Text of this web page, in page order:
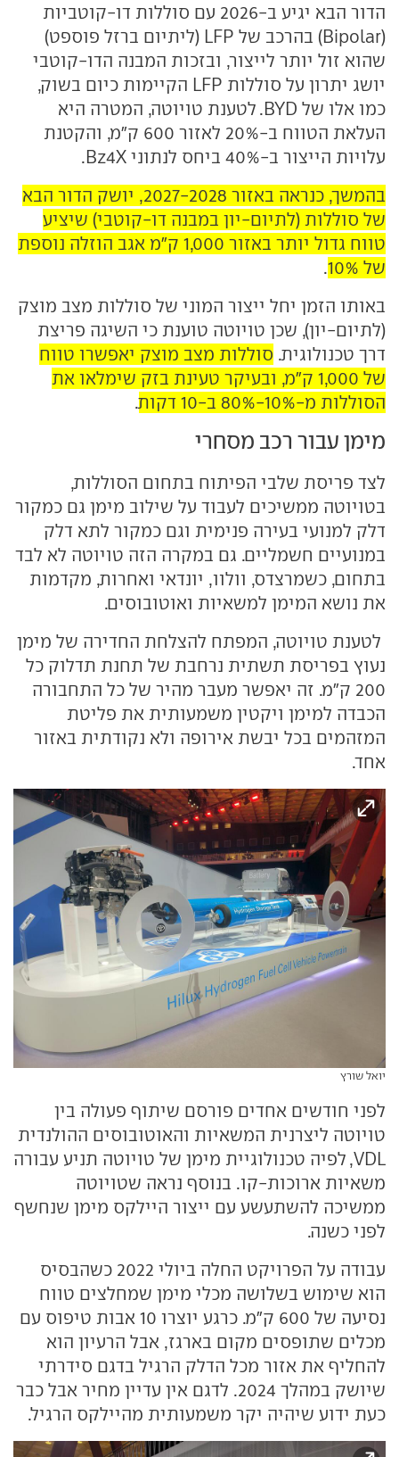
הדור הבא יגיע ב-2026 עם סוללות דו-קוטביות
(Bipolar) בהרכב של LFP (ליתיום ברזל פוספט)
שהוא זול יותר לייצור, ובזכות המבנה הדו-קוטבי
יושג יתרון על סוללות LFP הקיימות כיום בשוק,
כמו אלו של BYD. לטענת טויוטה, המטרה היא
העלאת הטווח ב-20% לאזור 600 ק"מ, והקטנת
עלויות הייצור ב-40% ביחס לנתוני Bz4X.
בהמשך, כנראה באזור 2027-2028, יושק הדור הבא
של סוללות (לתיום-יון במבנה דו-קוטבי) שיציע
טווח גדול יותר באזור 1,000 ק"מ אגב הוזלה נוספת
של 10%
.
באותו הזמן יחל ייצור המוני של סוללות מצב מוצק
(לתיום-יון), שכן טויוטה טוענת כי השיגה פריצת
דרך טכנולוגית. סוללות מצב מוצק יאפשרו טווח
של 1,000 ק"מ, ובעיקר טעינת בזק שימלאו את
הסוללות מ-10%-80% ב-10 דקות
.
מימן עבור רכב מסחרי
לצד פריסת שלבי הפיתוח בתחום הסוללות,
בטויוטה ממשיכים לעבוד על שילוב מימן גם כמקור
דלק למנועי בעירה פנימית וגם כמקור לתא דלק
במנועיים חשמליים. גם במקרה הזה טויוטה לא לבד
בתחום, כשמרצדס, וולוו, יונדאי ואחרות, מקדמות
את נושא המימן למשאיות ואוטובוסים.
לטענת טויוטה, המפתח להצלחת החדירה של מימן
נעוץ בפריסת תשתית נרחבת של תחנת תדלוק כל
200 ק"מ. זה יאפשר מעבר מהיר של כל התחבורה
הכבדה למימן ויקטין משמעותית את פליטת
המזהמים בכל יבשת אירופה ולא נקודתית באזור
אחד.
יואל שורץ
לפני חודשים אחדים פורסם שיתוף פעולה בין
טויוטה ליצרנית המשאיות והאוטובוסים ההולנדית
VDL, לפיה טכנולוגיית מימן של טויוטה תניע עבורה
משאיות ארוכות-קו. בנוסף נראה שטויוטה
ממשיכה להשתעשע עם ייצור היילקס מימן שנחשף
לפני כשנה.
עבודה על הפרויקט החלה ביולי 2022 כשהבסיס
הוא שימוש בשלושה מכלי מימן שמחלצים טווח
נסיעה של 600 ק"מ. כרגע יוצרו 10 אבות טיפוס עם
מכלים שתופסים מקום בארגז, אבל הרעיון הוא
להחליף את אזור מכל הדלק הרגיל בדגם סידרתי
שיושק במהלך 2024. לדגם אין עדיין מחיר אבל כבר
כעת ידוע שיהיה יקר משמעותית מהיילקס הרגיל.